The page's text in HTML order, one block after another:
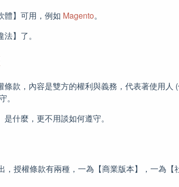
體】可用，例如 Magento。
】了。
款，內容是雙方的權利與義務，代表著使用人
什麼，更不用談如何遵守。
，授權條款有兩種，一為【商業版本】，一為【